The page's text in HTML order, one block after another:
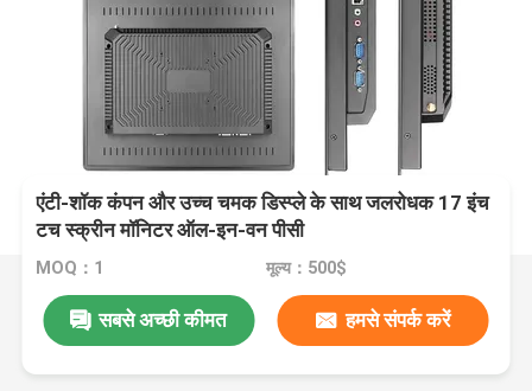
एंटी-शॉक कंपन और उच्च चमक डिस्प्ले के साथ जलरोधक 17 इंच
टच स्क्रीन मॉनिटर ऑल-इन-वन पीसी
MOQ：1 मूल्य：500$
सबसे अच्छी कीमत हमसे संपर्क करें